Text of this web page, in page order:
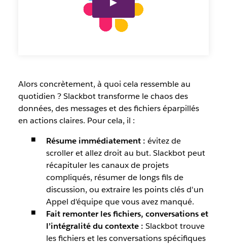
Alors concrètement, à quoi cela ressemble au
quotidien ? Slackbot transforme le chaos des
données, des messages et des fichiers éparpillés
en actions claires. Pour cela, il :
Résume immédiatement : évitez de
scroller et allez droit au but. Slackbot peut
récapituler les canaux de projets
compliqués, résumer de longs fils de
discussion, ou extraire les points clés d'un
Appel d'équipe que vous avez manqué.
Fait remonter les fichiers, conversations et
l’intégralité du contexte : Slackbot trouve
les fichiers et les conversations spécifiques